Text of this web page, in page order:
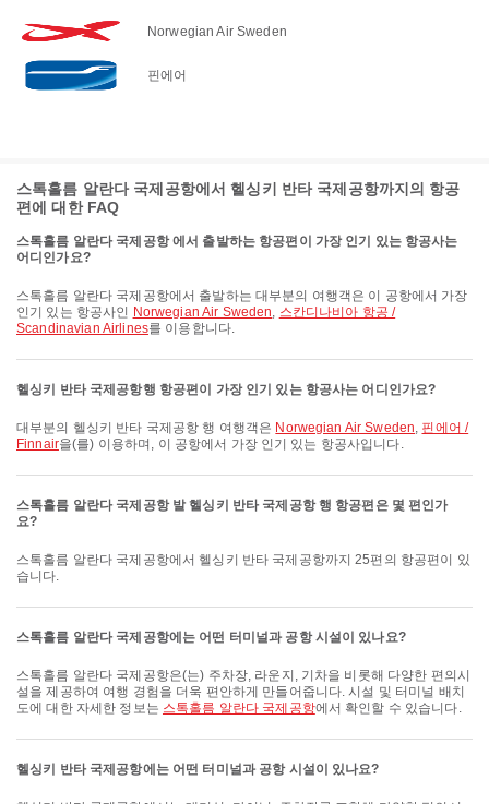
Norwegian Air Sweden
핀에어
스톡홀름 알란다 국제공항에서 헬싱키 반타 국제공항까지의 항공
편에 대한 FAQ
스톡홀름 알란다 국제공항 에서 출발하는 항공편이 가장 인기 있는 항공사는
어디인가요?
스톡홀름 알란다 국제공항에서 출발하는 대부분의 여행객은 이 공항에서 가장
인기 있는 항공사인 Norwegian Air Sweden, 스칸디나비아 항공 /
Scandinavian Airlines를 이용합니다.
헬싱키 반타 국제공항행 항공편이 가장 인기 있는 항공사는 어디인가요?
대부분의 헬싱키 반타 국제공항 행 여행객은 Norwegian Air Sweden, 핀에어 /
Finnair을(를) 이용하며, 이 공항에서 가장 인기 있는 항공사입니다.
스톡홀름 알란다 국제공항 발 헬싱키 반타 국제공항 행 항공편은 몇 편인가
요?
스톡홀름 알란다 국제공항에서 헬싱키 반타 국제공항까지 25편의 항공편이 있
습니다.
스톡홀름 알란다 국제공항에는 어떤 터미널과 공항 시설이 있나요?
스톡홀름 알란다 국제공항은(는) 주차장, 라운지, 기차을 비롯해 다양한 편의시
설을 제공하여 여행 경험을 더욱 편안하게 만들어줍니다. 시설 및 터미널 배치
도에 대한 자세한 정보는 스톡홀름 알란다 국제공항에서 확인할 수 있습니다.
헬싱키 반타 국제공항에는 어떤 터미널과 공항 시설이 있나요?